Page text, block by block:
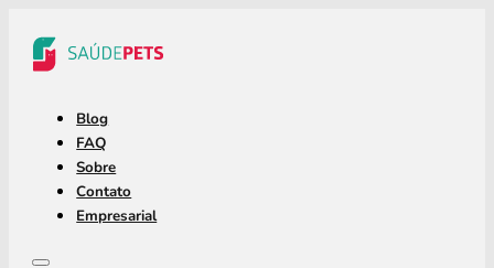
Blog
FAQ
Sobre
Contato
Empresarial